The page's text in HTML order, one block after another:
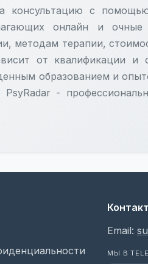
с помощью
онлайн и
методам терапии,
от квалификации и
образованием и
-
Email:
МЫ В